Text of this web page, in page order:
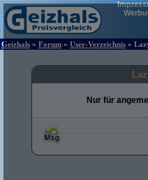
Geizhals » Forum » User-Verzeichnis »
Nur für